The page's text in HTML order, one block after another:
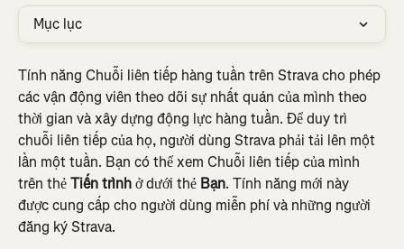
Mục lục
Tính năng Chuỗi liên tiếp hàng tuần trên Strava cho phép
các vận động viên theo dõi sự nhất quán của mình theo
thời gian và xây dựng động lực hàng tuần. Để duy trì
chuỗi liên tiếp của họ, người dùng Strava phải tải lên một
lần một tuần. Bạn có thể xem Chuỗi liên tiếp của mình
trên thẻ Tiến trình ở dưới thẻ Bạn. Tính năng mới này
được cung cấp cho người dùng miễn phí và những người
đăng ký Strava.